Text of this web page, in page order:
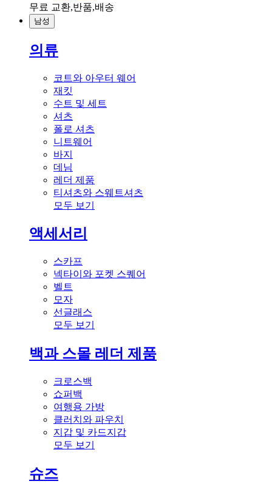
무료 교환,반품,배송
남성
의류
코트와 아우터 웨어
재킷
수트 및 세트
셔츠
폴로 셔츠
니트웨어
바지
데님
레더 제품
티셔츠와 스웨트셔츠
모두 보기
액세서리
스카프
넥타이와 포켓 스퀘어
벨트
모자
선글래스
모두 보기
백과 스몰 레더 제품
크로스백
쇼퍼백
여행용 가방
클러치와 파우치
지갑 및 카드지갑
모두 보기
슈즈